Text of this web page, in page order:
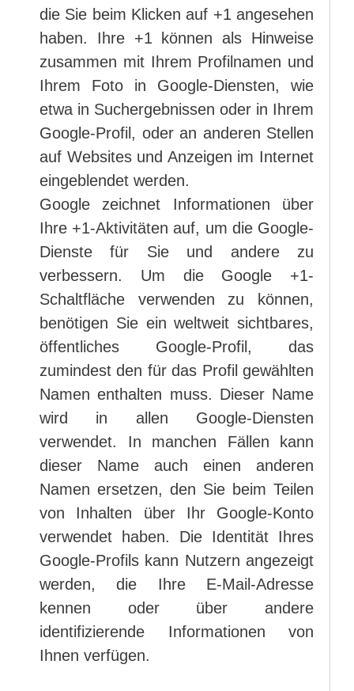
die Sie beim Klicken auf +1 angesehen
haben. Ihre +1 können als Hinweise
zusammen mit Ihrem Profilnamen und
Ihrem Foto in Google-Diensten, wie
etwa in Suchergebnissen oder in Ihrem
Google-Profil, oder an anderen Stellen
auf Websites und Anzeigen im Internet
eingeblendet werden.
Google zeichnet Informationen über
Ihre +1-Aktivitäten auf, um die Google-
Dienste für Sie und andere zu
verbessern. Um die Google +1-
Schaltfläche verwenden zu können,
benötigen Sie ein weltweit sichtbares,
öffentliches Google-Profil, das
zumindest den für das Profil gewählten
Namen enthalten muss. Dieser Name
wird in allen Google-Diensten
verwendet. In manchen Fällen kann
dieser Name auch einen anderen
Namen ersetzen, den Sie beim Teilen
von Inhalten über Ihr Google-Konto
verwendet haben. Die Identität Ihres
Google-Profils kann Nutzern angezeigt
werden, die Ihre E-Mail-Adresse
kennen oder über andere
identifizierende Informationen von
Ihnen verfügen.